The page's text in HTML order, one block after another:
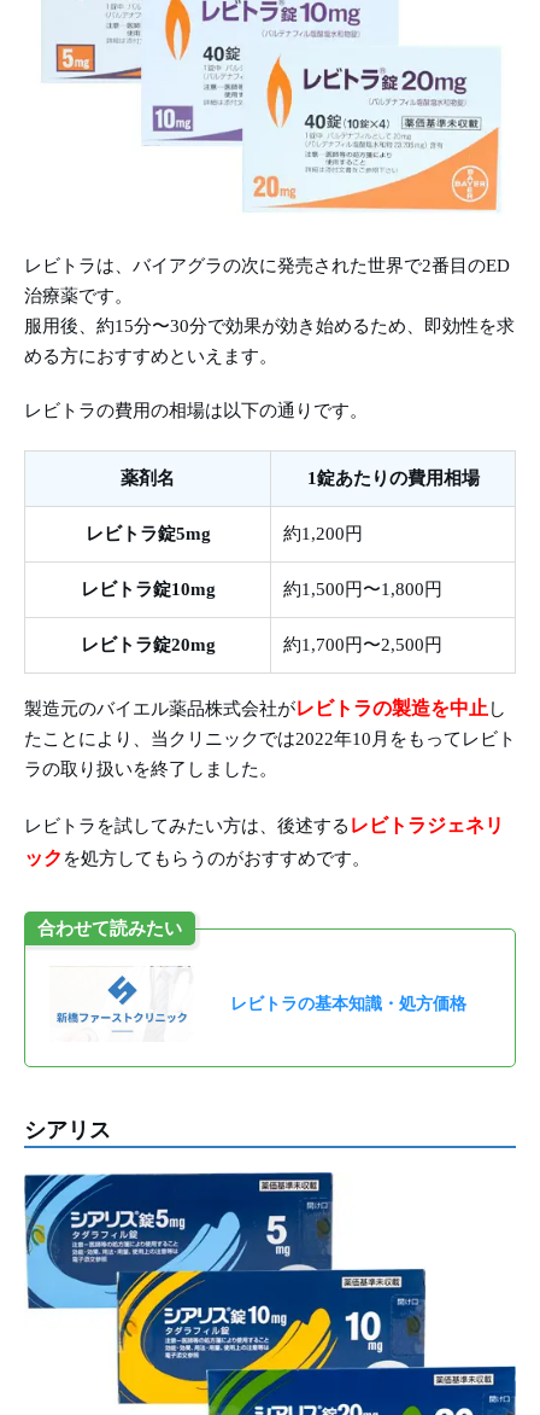
レビトラは、バイアグラの次に発売された世界で2番目のED
治療薬です。
服用後、約15分〜30分で効果が効き始めるため、即効性を求
める方におすすめといえます。
レビトラの費用の相場は以下の通りです。
薬剤名 1錠あたりの費用相場
レビトラ錠5mg 約1,200円
レビトラ錠10mg 約1,500円〜1,800円
レビトラ錠20mg 約1,700円〜2,500円
製造元のバイエル薬品株式会社がレビトラの製造を中止 し
たことにより、当クリニックでは2022年10月をもってレビト
ラの取り扱いを終了しました。
レビトラを試してみたい方は、後述する レビトラジェネリ
ック を処方してもらうのがおすすめです。
合わせて読みたい
レビトラの基本知識・処方価格
シアリス